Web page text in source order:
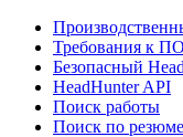
Требования к ПО
Безопасный
HeadHunter API
Поиск работы
Поиск по резюме